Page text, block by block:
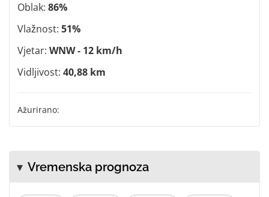
Oblak: 86%
Vlažnost: 51%
Vjetar: WNW - 12 km/h
Vidljivost: 40,88 km
Ažurirano:
Vremenska prognoza